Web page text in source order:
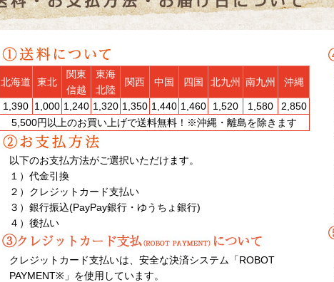
北海道 東北
関東
信越
東海
北陸
関西 中国 四国 北九州 南九州 沖縄
1,390 1,000 1,240 1,320 1,350 1,440 1,460 1,520 1,580
2,850
5,500円以上のお買い上げで送料無料！※沖縄・離島を除きます
以下のお支払方法がご選択いただけます。
１）代金引換
２）クレジットカード支払い
３）銀行振込(PayPay銀行・ゆうちょ銀行)
４）後払い
クレジットカード支払いは、安全な決済システム「ROBOT
PAYMENT※」を使用しています。